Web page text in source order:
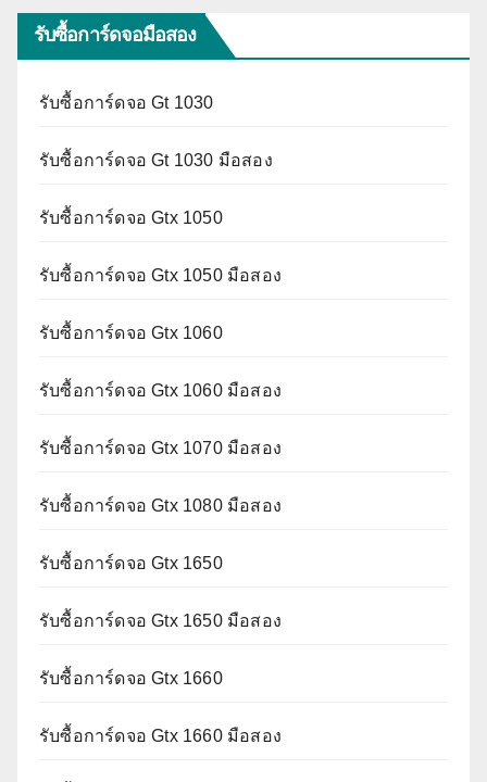
รับซื้อการ์ดจอมือสอง
รับซื้อการ์ดจอ Gt 1030
รับซื้อการ์ดจอ Gt 1030 มือสอง
รับซื้อการ์ดจอ Gtx 1050
รับซื้อการ์ดจอ Gtx 1050 มือสอง
รับซื้อการ์ดจอ Gtx 1060
รับซื้อการ์ดจอ Gtx 1060 มือสอง
รับซื้อการ์ดจอ Gtx 1070 มือสอง
รับซื้อการ์ดจอ Gtx 1080 มือสอง
รับซื้อการ์ดจอ Gtx 1650
รับซื้อการ์ดจอ Gtx 1650 มือสอง
รับซื้อการ์ดจอ Gtx 1660
รับซื้อการ์ดจอ Gtx 1660 มือสอง